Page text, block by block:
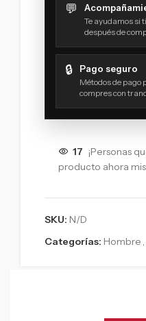
💬
Te ayudamos si
después de
🔒 Pago seguro
Métodos de pago
compres con
17 ¡Personas
producto ahora
SKU: N/D
Categorías: Hombre ,